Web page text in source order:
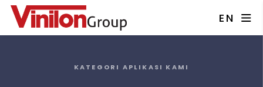
EN
KATEGORI APLIKASI KAMI